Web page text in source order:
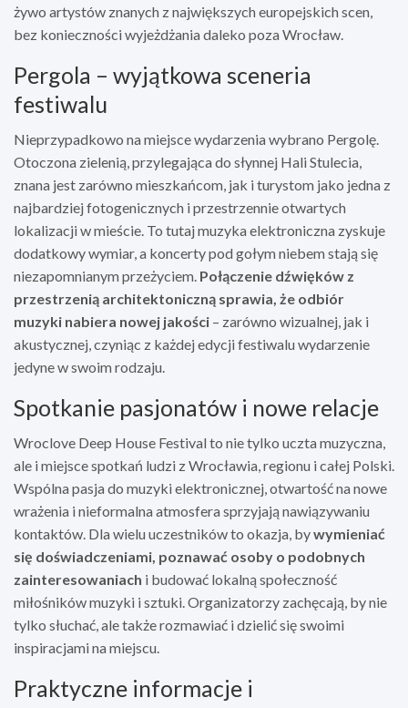
żywo artystów znanych z największych europejskich scen,
bez konieczności wyjeżdżania daleko poza Wrocław.
Pergola – wyjątkowa sceneria
festiwalu
Nieprzypadkowo na miejsce wydarzenia wybrano Pergolę.
Otoczona zielenią, przylegająca do słynnej Hali Stulecia,
znana jest zarówno mieszkańcom, jak i turystom jako jedna z
najbardziej fotogenicznych i przestrzennie otwartych
lokalizacji w mieście. To tutaj muzyka elektroniczna zyskuje
dodatkowy wymiar, a koncerty pod gołym niebem stają się
niezapomnianym przeżyciem. Połączenie dźwięków z
przestrzenią architektoniczną sprawia, że odbiór
muzyki nabiera nowej jakości – zarówno wizualnej, jak i
akustycznej, czyniąc z każdej edycji festiwalu wydarzenie
jedyne w swoim rodzaju.
Spotkanie pasjonatów i nowe relacje
Wroclove Deep House Festival to nie tylko uczta muzyczna,
ale i miejsce spotkań ludzi z Wrocławia, regionu i całej Polski.
Wspólna pasja do muzyki elektronicznej, otwartość na nowe
wrażenia i nieformalna atmosfera sprzyjają nawiązywaniu
kontaktów. Dla wielu uczestników to okazja, bywymieniać
się doświadczeniami, poznawać osoby o podobnych
zainteresowaniach i budować lokalną społeczność
miłośników muzyki i sztuki. Organizatorzy zachęcają, by nie
tylko słuchać, ale także rozmawiać i dzielić się swoimi
inspiracjami na miejscu.
Praktyczne informacje i